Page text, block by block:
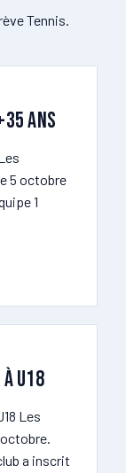
Tennis.
ans
5 octobre
1
à U18
Les
a inscrit